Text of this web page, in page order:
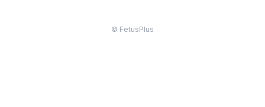
© FetusPlus